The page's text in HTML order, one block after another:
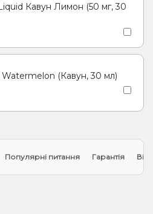
Кавун Лимон (50 мг, 30
Watermelon (Кавун, 30 мл)
Популярні питання Гарантія